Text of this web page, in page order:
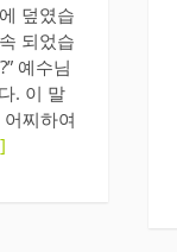
덮였습
되었습
예수님
. 이 말
찌하여